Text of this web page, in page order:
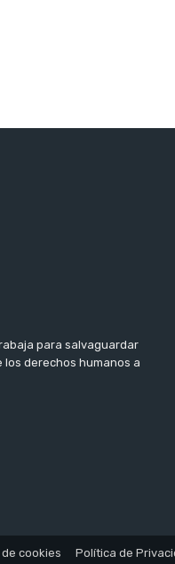
para salvaguardar
derechos humanos a
cookies Política de